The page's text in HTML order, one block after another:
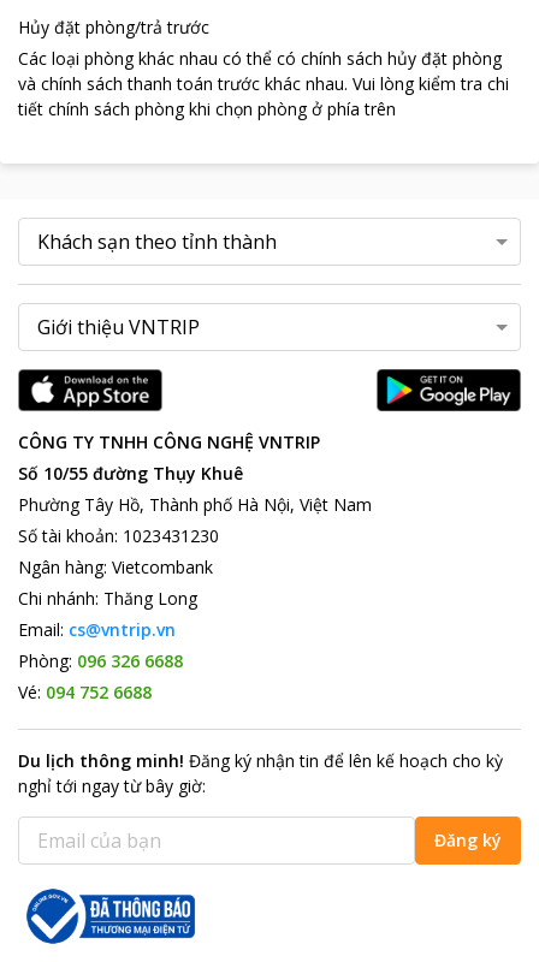
Hủy đặt phòng/trả trước
Các loại phòng khác nhau có thể có chính sách hủy đặt phòng
và chính sách thanh toán trước khác nhau. Vui lòng kiểm tra chi
tiết chính sách phòng khi chọn phòng ở phía trên
CÔNG TY TNHH CÔNG NGHỆ VNTRIP
Số 10/55 đường Thụy Khuê
Phường Tây Hồ, Thành phố Hà Nội, Việt Nam
Số tài khoản: 1023431230
Ngân hàng: Vietcombank
Chi nhánh: Thăng Long
Email: cs@vntrip.vn
Phòng: 096 326 6688
Vé: 094 752 6688
Du lịch thông minh! Đăng ký nhận tin để lên kế hoạch cho kỳ
nghỉ tới ngay từ bây giờ:
Đăng ký